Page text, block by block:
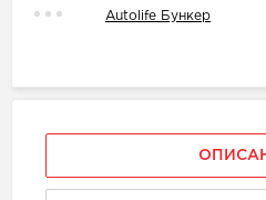
Autolife Бункер